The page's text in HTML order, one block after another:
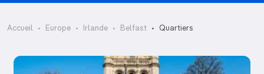
Accueil Europe Irlande Belfast Quartiers